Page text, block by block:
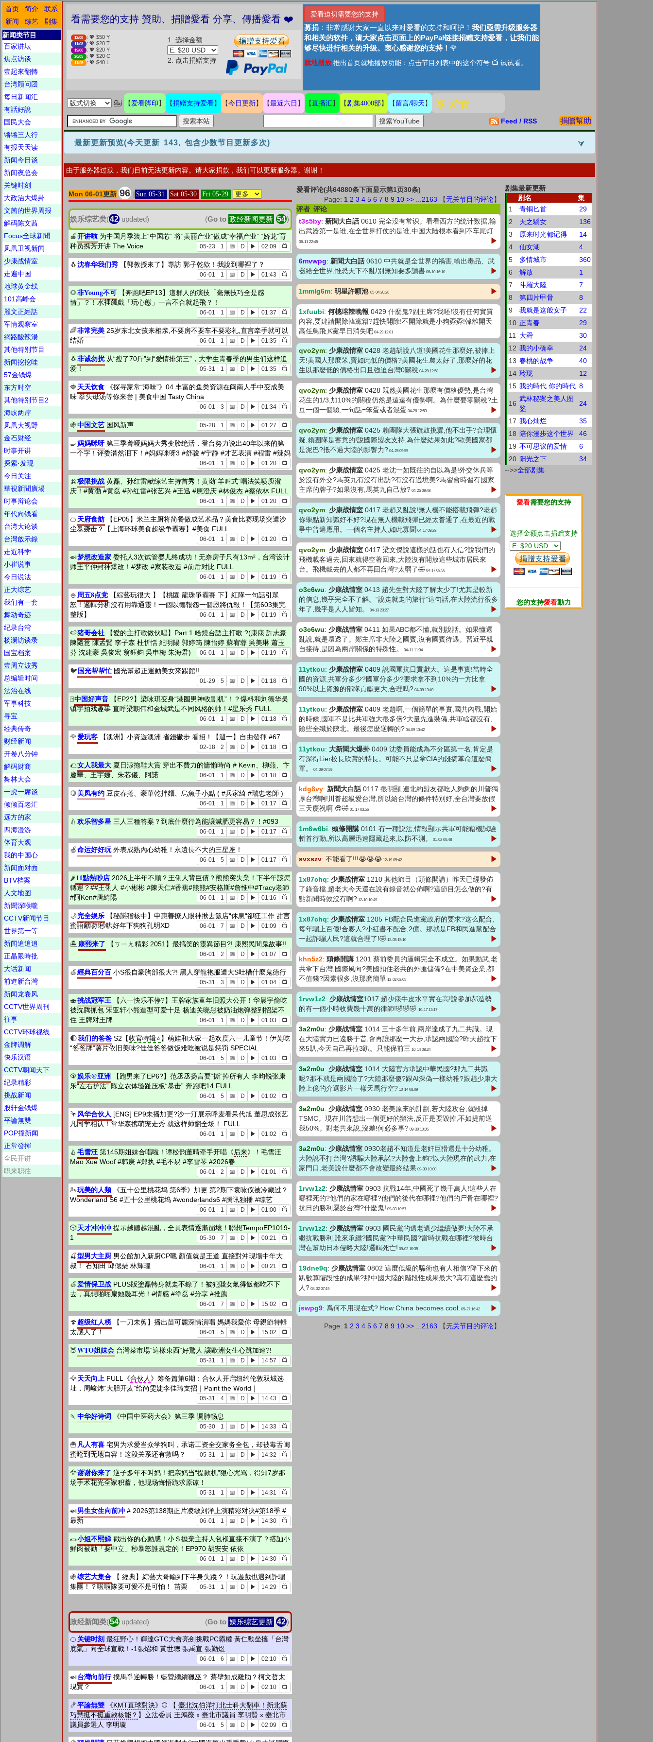
首页 简介
联系
新闻
综艺
剧集
新闻类节目
百家讲坛
焦点访谈
壹起來翻轉
台湾顾问团
每日新闻汇
有話好說
国民大会
锵锵三人行
有报天天读
新闻今日谈
新闻夜总会
关键时刻
大政治大爆卦
文茜的世界周报
解码陈文茜
Focus全球新聞
凤凰卫视新闻
少康战情室
走遍中国
地球黄金线
101高峰会
麗文正經話
军情观察室
網路酸辣湯
其他特别节目
新闻挖挖哇
57金钱爆
东方时空
其他特别节目2
海峡两岸
凤凰大视野
金石财经
时事开讲
探索·发现
今日关注
華視新聞廣場
时事辩论会
年代向钱看
台湾大论谈
台灣啟示錄
走近科学
小崔说事
今日说法
正大综艺
我们有一套
舞动奇迹
纪录台湾
杨澜访谈录
国宝档案
壹周立波秀
总编辑时间
法治在线
军事科技
寻宝
经典传奇
财经新闻
开卷八分钟
解码财商
舞林大会
一虎一席谈
倾倾百老汇
远方的家
四海漫游
体育大观
我的中国心
新闻面对面
BTV档案
人文地图
新聞深喉嚨
CCTV新闻节目
世界第一等
新闻追追追
正晶限時批
大话新闻
前進新台灣
新闻龙卷风
CCTV世界周刊
往事
CCTV环球视线
金牌调解
快乐汉语
CCTV朝闻天下
纪录精彩
挑战新闻
股轩金钱爆
平論無雙
POP撞新闻
正常發揮
全民开讲
职来职往
❤️ 愛看需要您的支持 贊助、捐贈愛看 分享、傳播愛看 ❤️
12/08 : 💖 $50 Y
11/08 : 💖 $20 T
19/06 : 💖 $20 Y
20/05 : 💖 $20 C
11/05 : 💖 $40 L
1. 选择金额
2. 点击捐赠支持
爱看迫切需要您的支持
募捐 ：非常感谢大家一直以来对爱看的支持和呵护！ 我们亟需升级服务器
和相关的软件，请大家点击页面上的PayPal链接捐赠支持爱看，让我们能
够尽快进行相关的升级。衷心感谢您的支持！ 🌹
就地播放:推出首页就地播放功能：点击节目列表中的这个符号 📺 试试看。
💁ℹ 【爱看脚印】 【捐赠支持爱看】 【今日更新】 【最近六日 】 【直播汇】 【剧集4000部】 【留言/聊天】 分享 爱看
Feed / RSS 捐贈幫助
最新更新预览(今天更新 143, 包含少数节目更新多次)
由于服务器过载，我们目前无法更新内容。请大家捐款，我们可以更新服务器。谢谢！
Mon 06-01更新 96 | Sun 05-31 Sat 05-30 Fri 05-29
娱乐综艺类(42 updated) (Go to 政经新闻更新 54)
🍎开讲啦 为中国月季装上“中国芯” 将“美丽产业”做成“幸福产业” “娇龙”育
种员携芳开讲 The Voice
05-23 1 📅 D ▶ 02:09 📺
🐧沈春华我们秀 【郭教授來了】專訪 郭子乾欸！我說到哪裡了？
06-01 1 📅 D ▶ 01:43 📺
🌻非Young不可
【奔跑吧EP13】這群人的演技「毫無技巧全是感
情」？！水裡飆戲「玩心態」一言不合就起飛？！
06-01 1 📅 D ▶ 01:37 📺
🌈非常完美 25岁东北女孩来相亲,不要房不要车不要彩礼,直言牵手就可以
结婚
06-01 1 📅 D ▶ 01:35 📺
🐧非诚勿扰 从“瘦了70斤”到“爱情排第三”，大学生青春季的男生们这样追
爱！
05-31 1 📅 D ▶ 01:35 📺
🍓天天饮食
《探寻家常“海味”》04 丰富的鱼类资源在闽南人手中变成美
味 拳头母汤等你来尝 | 美食中国 Tasty China
06-01 3 📅 D ▶ 01:34 📺
🍇中国文艺 国风新声 05-28 1 📅 D ▶ 01:27 📺
🍳妈妈咪呀 第三季聋哑妈妈大秀变脸绝活，登台努力说出40年以来的第
一个字！评委潸然泪下！#妈妈咪呀3 #舒骏 #宁静 #才艺表演 #程雷 #辣妈
06-01 1 📅 D ▶ 01:20 📺
🍌极限挑战 黄磊、孙红雷献综艺主持首秀！黄渤“羊叫式”唱法笑喷庾澄
庆！#黄渤 #黄磊 #孙红雷#张艺兴 #王迅 #庾澄庆 #林俊杰 #蔡依林 FULL
06-01 1 📅 D ▶ 01:20 📺
🍊天府食舫
【EP05】米兰主厨将简餐做成艺术品？美食比赛现场突遭沙
尘暴袭击？【上海环球美食超级争霸赛】#美食 FULL
06-01 1 📅 D ▶ 01:20 📺
🍛梦想改造家 委托人3次试管婴儿终成功！无奈房子只有13m²，台湾设计
师王平仲封神爆改！#梦改 #家装改造 #前后对比 FULL
06-01 1 📅 D ▶ 01:19 📺
🍚 周五8点党
【綜藝玩很大 】【桃園 龍珠爭霸賽 下】紅隊一句話引眾
怒！邏輯分析沒有用靠通靈！一個以德報怨一個恩將仇報！【第603集完
整版】
06-01 1 📅 D ▶ 01:19 📺
🍉猪哥会社
【愛的主打歌做伙唱】Part.1 哈燒台語主打歌 ?(康康 許志豪
陳隨意 陳孟賢 李子森 杜忻恬 紀明陽 郭婷筠 陳怡婷 蘇宥蓉 吳美琳 蕭玉
芬 沈建豪 吳俊宏 翁鈺鈞 吳申梅 朱海君)
06-01 1 📅 D ▶ 01:19 📺
🐦国光帮帮忙 國光幫超正運動美女來踢館!!
01-29 5 📅 D ▶ 01:18 📺
🀄中国好声音
【EP2?】梁咏琪变身“港圈男神收割机”！？爆料和刘德华吴
镇宇拍戏趣事 直呼梁朝伟和金城武是不同风格的帅！#星乐秀 FULL
06-01 1 📅 D ▶ 01:18 📺
🌹爱玩客 【澳洲】小資遊澳洲 省錢撇步 看招！【週一】自由發揮 #67
02-18 2 📅 D ▶ 01:18 📺
🌮女人我最大 夏日涼拖鞋大賞 穿出不費力的慵懶時尚 # Kevin、柳燕、卞
慶華、王宇婕、朱芯儀、阿諾
06-01 1 📅 D ▶ 01:18 📺
🍋美凤有约 豆皮春捲、豪華乾拌麵、烏魚子小點 ( #兵家綺 #瑞忠老師 )
06-01 1 📅 D ▶ 01:17 📺
🍐 欢乐智多星 三人三種答案？到底什麼行為能讓減肥更容易？！#093
06-01 1 📅 D ▶ 01:17 📺
🍏命运好好玩 外表成熟內心幼稚！永遠長不大的三星座！
06-01 5 📅 D ▶ 01:17 📺
🌶11點熱吵店 2026上半年不順？王俐人背巨債？熊熊突失業！下半年該怎
轉運？##王俐人 #小彬彬 #陳天仁#香蕉#熊熊#安格斯#詹惟中#Tracy老師
#阿Ken#唐綺陽
06-01 1 📅 D ▶ 01:16 📺
🌙完全娱乐
【秘戀稽核中】申惠善撩人眼神揪去飯店“休息“卻狂工作 甜言
蜜語獻吻!秒哄好年下狗狗孔明XD
06-01 7 📅 D ▶ 01:09 📺
🏝️康熙来了 【ㄎㄧㄤ精彩 2051】最搞笑的靈異節目?! 康熙民間鬼故事!!
06-01 2 📅 D ▶ 01:07 📺
🍏經典百分百 小S很自豪胸部很大?! 黑人穿龍袍服遭大S吐槽什麼鬼德行
05-31 3 📅 D ▶ 01:04 📺
🍣挑战冠军王
【六一快乐不停?】王牌家族童年旧照大公开！华晨宇偷吃
被沈腾抓包 宋亚轩小熊造型可爱十足 杨迪关晓彤被奶油炮弹整到招架不
住 王牌对王牌
06-01 1 📅 D ▶ 01:03 📺
🌓我们的爸爸 S2【收官特辑⭐️】萌娃和大家一起欢度六一儿童节！伊芙吃
“爸爸牌”薯片依旧美味?佳佳爸爸做饭难吃被说是惩罚 SPECIAL
06-01 5 📅 D ▶ 01:03 📺
🦚娱乐@亚洲
【跑男来了EP6?】范丞丞扬言要“撕”掉所有人 李昀锐张康
乐“左右护法” 陈立农体验趾压板“暴击” 奔跑吧14 FULL
06-01 5 📅 D ▶ 01:02 📺
🦩风华合伙人 [ENG] EP9未播加更?沙一汀展示呼麦看呆代旭 董思成张艺
凡同学相认！常华森携萌宠走秀 就这样帅翻全场！ FULL
06-01 1 📅 D ▶ 01:02 📺
🍐 毛雪汪 第145期姐妹合唱啦！谭松韵董晴牵手开唱《后来》！毛雪汪
Mao Xue Woof #韩庚 #郑执 #毛不易 #李雪琴 #2026春
06-01 2 📅 D ▶ 01:01 📺
🦢玩美的人類
《五十公里桃花坞 第6季》加更 第2期下袁咏仪被冷藏过？
Wonderland S6 #五十公里桃花坞 #wonderlands6 #腾讯独播 #综艺
06-01 1 📅 D ▶ 01:00 📺
🎲天才冲冲冲 提示越聽越混亂，全員表情逐漸崩壞！聯想TempoEP1019-
1
05-30 7 📅 D ▶ 00:21 📺
🍒型男大主厨 男公館加入新廚CP戰 顏值就是王道 直接對沖現場中年大
叔！ 石知田 邱偲琹 林輝瑝
06-01 1 📅 D ▶ 00:21 📺
🍏爱情保卫战 PLUS版塗磊轉身就走不錄了！被犯賤女氣得飯都吃不下
去，真想啪啪扇她幾耳光！#情感 #塗磊 #分享 #推薦
06-01 7 📅 D ▶ 15:02 📺
🍄超级红人榜
【一刀未剪】播出苗可麗深情演唱 媽媽我愛你 母親節特輯
太感人了！
06-01 5 📅 D ▶ 15:02 📺
🍑WTO姐妹会 台灣菜市場“這樣東西“好驚人 讓歐洲女生心跳加速?!
05-31 1 📅 D ▶ 14:57 📺
🦅天天向上 FULL《合伙人 》筹备篇第6期：合伙人开启纽约伦敦双城选
址，周峻炜“大胆开麦”给尚雯婕李佳琦支招｜Paint the World｜
05-31 4 📅 D ▶ 14:43 📺
🍡 中华好诗词 《中国中医药大会》第三季 调肺畅息
05-30 1 📅 D ▶ 14:33 📺
🍟凡人有喜 宅男为求爱当众学狗叫，承诺工资全交家务全包，却被毒舌闺
蜜呛到无地自容！这段关系还有救吗？
05-31 1 📅 D ▶ 14:32 📺
🦅谢谢你来了 逆子多年不叫妈！把亲妈当“提款机”狠心咒骂，得知7岁那
场手术花光全家积蓄，他现场悔悟跪求原谅！
05-31 1 📅 D ▶ 14:31 📺
🍛男生女生向前冲 # 2026第138期正片凌敏刘洋上演精彩对决#第18季 #
最新
06-01 1 📅 D ▶ 14:30 📺
🌯小姐不熙娣 戳出你的心動感！小Ｓ拋棄主持人包袱直接不演了？搭訕小
鮮肉被勸「要中立」秒暴怒誰規定的！EP970 胡安安 依依
06-01 1 📅 D ▶ 14:30 📺
🍇综艺大集合
【 經典】綜藝大哥輸到下半身失蹤？！玩遊戲也遇到詐騙
集團！？啦啦隊要可愛不是可怕！ 苗栗
05-31 1 📅 D ▶ 14:29 📺
政经新闻类(54 updated) (Go to 娱乐综艺更新 42)
🍊关键时刻 最狂野心！輝達GTC大會亮劍挑戰PC霸權 黃仁勳坐擁「台灣
底氣」向全球宣戰！-1張炤和 黃世聰 張禹宣 張勤煜
06-01 6 📅 D ▶ 02:10 📺
🍛台灣向前行 撲馬爭逆轉勝！藍營繼續獵巫？ 蔡壁如成雞肋？柯文哲太
現實？
06-01 1 📅 D ▶ 02:10 📺
🍤平論無雙 《KMT直球對決》⚾ 【 臺北沈伯洋打北士科大翻車！新北蘇
巧慧挺不挺重啟核能？ 】立法委員 王鴻薇 x 臺北市議員 李明賢 x 臺北市
議員參選人 李明璇
06-01 5 📅 D ▶ 02:09 📺
爱看评论(共64880条下面显示第1页30条)
Page: 1 2 3 4 5 6 7 8 9 10 >> 2163 【无关节目的评论】
评者 评论
t3s5by: 新聞大白話0610 完全没有常识。看看西方的统计数据,输
出武器第一是谁,在全世界打仗的是谁,中国大陆根本看到不车尾灯
06-11 22:45 ▶
6mvwpg: 新聞大白話 0610 中共就是全世界的禍害,輸出毒品、武
器給全世界,惟恐天下不亂!別無知要多讀書 06-10 16:10 ▶
1mmlg6m: 明星許願池 05-04 20:26 ▶
1xfuubi: 何橞瑢辣晚報 0429 什麼鬼?副主席?我呸!沒有任何實質
內容,要建請開除韓黨籍?趕快開除!不開除就是小狗孬孬!韓離開天
高任鳥飛,K黨早日消失吧 04-29 12:01
qvo2ym: 少康战情室 0428 老趙胡說八道!美國花生那麼好,被捧上
天!美國人那麼笨,賣如此低的價格?美國花生農太好了,那麼好的花
生以那麼低的價格出口且強迫台灣0關稅 04-28 12:58 ▶
qvo2ym: 少康战情室 0428 既然美國花生那麼有價格優勢,是台灣
花生的1/3,加10%的關稅仍然是遠遠有優勢啊。為什麼要零關稅?土
豆一個一個驗,一句話=笨蛋或者混蛋 04-28 12:53 ▶
qvo2ym: 少康战情室 0425 賴團隊大張旗鼓挑釁,他不出手?合理懷
疑,賴團隊是蓄意的!說國際盟友支持,為什麼結果如此?歐美國家都
是泥巴?抵不過大陸的影響力? 04-25 09:55 ▶
qvo2ym: 少康战情室 0425 老沈一如既往的自以為是!外交休兵等
於沒有外交?馬英九有沒有出訪?有沒有過境美?馬習會時習有國家
主席的牌子?如果沒有,馬英九自己放? 04-25 09:48 ▶
qvo2ym: 少康战情室 0417 老趙又亂說!無人機不能搭載飛彈?老趙
你學點新知識好不好?現在無人機載飛彈已經太普通了,在最近的戰
爭中普遍應用。一個名主持人,如此寡聞 04-17 09:28 ▶
qvo2ym: 少康战情室 0417 梁文傑說這樣的話也有人信?說我們的
飛機載客過去,回來就得空著回來,大陸沒有開放這些城市居民來
台。飛機載去的人都不再回台灣?太弱了🤣 04-17 08:56 ▶
o3c6wu: 少康战情室 0413 趙先生對大陸了解太少了!尤其是較新
的信息,幾乎完全不了解。“說走就走的旅行”這句話,在大陸流行很多
年了,幾乎是人人皆知。
04-13 23:27 ▶
o3c6wu: 少康战情室 0411 如果ABC都不懂,就別說話。如果懂還
亂說,就是壞透了。鄭主席非大陸之國賓,沒有國賓待遇。習近平親
自接待,是因為兩岸關係的特殊性。
04-11 11:34 ▶
11ytkou: 少康战情室 0409 說國軍抗日貢獻大。這是事實!當時全
國的資源,共軍分多少?國軍分多少?要求拿不到10%的一方比拿
90%以上資源的部隊貢獻更大,合理嗎? 04-09 13:49 ▶
11ytkou: 少康战情室 0409 老趙啊,一個簡單的事實,國共內戰,開始
的時候,國軍不是比共軍強大很多倍?大量先進裝備,共軍啥都沒有,
險些全殲於陝北。最後怎麼逆轉的? 04-09 13:42 ▶
11ytkou: 大新聞大爆卦0409 沈委員能成為不分區第一名,肯定是
有深得Lier校長欣賞的特長。可能不只是拿CIA的錢搞革命這麼簡
單。
04-09 07:59 ▶
kdg8vy: 新聞大白話0117 很明顯,連北約盟友都吃人夠夠的川普獨
厚台灣啊!川普超級愛台灣,所以給台灣的條件特別好,全台灣要放假
三天慶祝啊 😎🤣 01-17 03:56 ▶
1m6w6bi: 頭條開講 0101 有一種説法,情報顯示共軍可能藉機試驗
斬首行動,所以高層迅速隱藏起來,以防不測。
01-02 00:48 ▶
svxszv: 不能看了!!!😭😭😭 12-19 05:42 ▶
1x87chq: 少康战情室 1210 其他節目（頭條開講）昨天已經發佈
了錄音檔,趙老大今天還在說有錄音就公佈啊?這節目怎么做的?有
點新聞時效沒有啊? 12-10 10:49 ▶
1x87chq: 少康战情室 1205 FB配合民進黨政府的要求?这么配合,
每年騙上百億!合夥人?小紅書不配合,2億。那就是FB和民進黨配合
一起詐騙人民?這就合理了!🤣 12-05 15:10 ▶
khn5z2: 頭條開講 1201 蔡前委員的邏輯完全不成立。如果動武,老
共拿下台灣,國際風向?美國扣住老共的外匯儲備?在中美資企業,都
不值錢?因素很多,沒那麽簡單 12-02 02:05 ▶
1rvw1z2: 少康战情室1017 趙少康牛皮水平實在高!說參加郝造勢
的有一個小時收費幾十萬的律師!🤣🤣🤣 10-17 13:17 ▶
3a2m0u: 少康战情室 1014 三十多年前,兩岸達成了九二共識。現
在大陸實力已遠勝于昔,會再讓那麼一大步,承認兩國論?昨天趙拉下
來5趴,今天自己再拉3趴。只能保前三 10-14 08:24 ▶
3a2m0u: 少康战情室 1014 大陸官方承認中華民國?那九二共識
呢?那不就是兩國論了?大陸那麼傻?跟AI深偽一樣幼稚?跟趙少康大
陸上億的介選影片一樣天馬行空? 10-14 08:09 ▶
3a2m0u: 少康战情室 0930 老美原來的計劃,若大陸攻台,就毀掉
TSMC。現在川普想出一個更好的辦法,反正是要毀掉,不如提前送
我50%。對老共來說,沒差!何必多事? 09-30 10:05 ▶
3a2m0u: 少康战情室 0930老趙不知道是老奸巨猾還是十分幼稚。
大陸說不打台灣?誘騙大陸承諾?大陸會上鉤?以大陸現在的武力,在
家門口,老美說什麼都不會改變最終結果 09-30 10:00 ▶
1rvw1z2: 少康战情室 0903 抗戰14年,中國死了幾千萬人!這些人在
哪裡死的?他們的家在哪裡?他們的後代在哪裡?他們的尸骨在哪裡?
抗日的勝利屬於台灣?什麼鬼! 09-03 10:57 ▶
1rvw1z2: 少康战情室 0903 國民黨的遺老遺少繼續做夢!大陸不承
繼抗戰勝利,誰來承繼?國民黨?中華民國?當時抗戰在哪裡?彼時台
灣在幫助日本侵略大陸!邏輯死亡! 09-03 10:35 ▶
19dne9q: 少康战情室 0802 這麼低級的騙術也有人相信?降下來的
趴數算階段性的成果?那中國大陸的階段性成果最大?真有這麼蠢的
人? 08-02 07:19 ▶
jswpg9: 爲何不用現在式? How China becomes cool. 05-27 16:42 ▶
Page: 1 2 3 4 5 6 7 8 9 10 >> 2163 【无关节目的评论】
剧集最新更新
剧名
集
1
青铜匕首
29
2
天之驕女
136
3
原来时光都记得
14
4
仙女湖
4
5
多情城市
360
6
解放
1
7
斗羅大陸
7
8
第四片甲骨
8
9
我就是这般女子
22
10 正青春
29
11
大舜
30
12 我的小确幸
24
13 春桃的战争
40
14 玲珑
12
15 我的時代 你的時代 8
16
武林秘案之美人图
鉴
24
17 我心灿烂
35
18 陪你漫步这个世界
46
19 不可思议的爱情
6
20 阳光之下
34
-->>全部剧集
愛看需要您的支持
选择金额点击捐赠支持
您的支持愛看動力